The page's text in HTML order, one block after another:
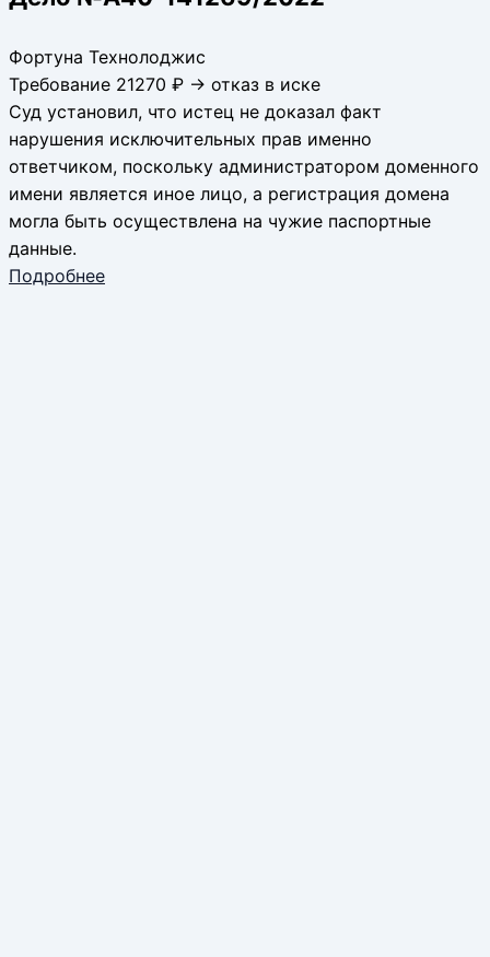
Фортуна Технолоджис
Требование 21270 ₽ → отказ в иске
Суд установил, что истец не доказал факт
нарушения исключительных прав именно
ответчиком, поскольку администратором доменного
имени является иное лицо, а регистрация домена
могла быть осуществлена на чужие паспортные
данные.
Подробнее